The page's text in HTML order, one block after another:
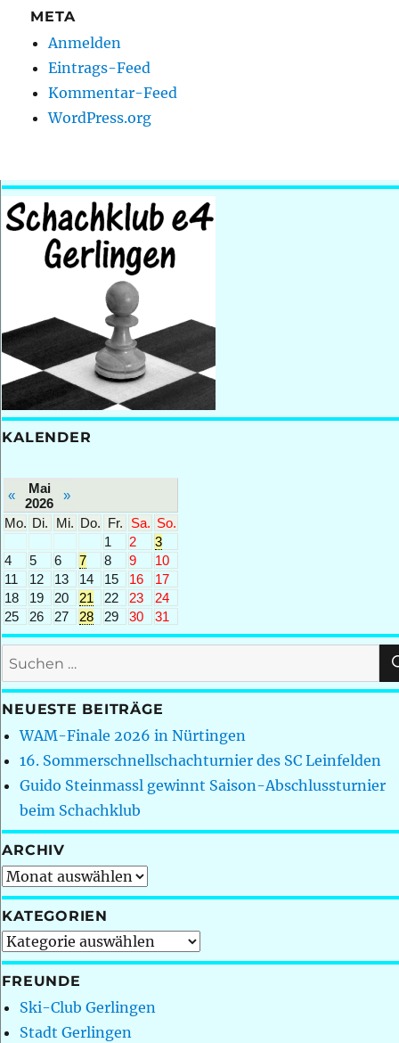
META
Anmelden
Eintrags-Feed
Kommentar-Feed
WordPress.org
KALENDER
«
Mai
2026
»
Mo. Di. Mi. Do. Fr. Sa. So.
1
2
3
4
5 6 7 8 9
10
11
12 13 14 15 16
17
18
19 20 21 22 23
24
25
26 27 28 29 30 31
Suchen
nach:
NEUESTE BEITRÄGE
WAM-Finale 2026 in Nürtingen
16. Sommerschnellschachturnier des SC Leinfelden
Guido Steinmassl gewinnt Saison-Abschlussturnier
beim Schachklub
ARCHIV
Archiv
KATEGORIEN
Kategorien
FREUNDE
Ski-Club Gerlingen
Stadt Gerlingen